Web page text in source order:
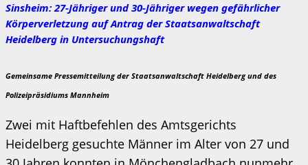
Sinsheim: 27-Jähriger und 30-Jähriger wegen gefährlicher
Körperverletzung auf Antrag der Staatsanwaltschaft
Heidelberg in Untersuchungshaft
Gemeinsame Pressemitteilung der Staatsanwaltschaft Heidelberg und des
Polizeipräsidiums Mannheim
Zwei mit Haftbefehlen des Amtsgerichts
Heidelberg gesuchte Männer im Alter von 27 und